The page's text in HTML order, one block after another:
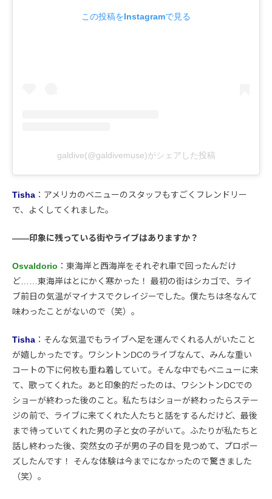
この投稿をInstagramで見る
galdive(@galdivemuse)がシェアした投稿
Tisha ：アメリカのベニューのスタッフもすごくフレンドリー
で、よくしてくれました。
――印象に残っている街やライブはありますか？
Osvaldorio ：東海岸と西海岸をそれぞれ車で回ったんだけ
ど……東海岸はとにかく寒かった！ 最初の街はシカゴで、ライ
ブ前日の気温がマイナスでクレイジーでした。僕たちは冬なんて
味わったことがないので（笑）。
Tisha ：そんな気温でもライブへ足を運んでくれる人がいたこと
が嬉しかったです。ワシントンDCのライブなんて、みんな重い
コートの下に何枚も重ね着していて。そんな中でもベニューに来
て、歌ってくれた。あと印象的だったのは、ワシントンDCでの
ショーが終わった後のこと。私たちはショーが終わったらステー
ジの前で、ライブに来てくれた人たちと話をするんだけど、最後
まで待っていてくれた男の子と女の子がいて。ふたりが私たちと
話し終わった後、突然女の子が男の子の目を見つめて、プロポー
ズしたんです！ そんな体験は今までになかったので驚きました
（笑）。